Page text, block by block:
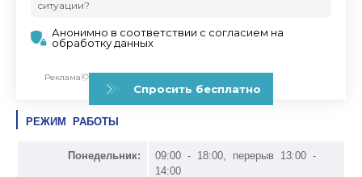
РЕЖИМ РАБОТЫ
Понедельник:
09:00 - 18:00, перерыв 13:00 -
14:00